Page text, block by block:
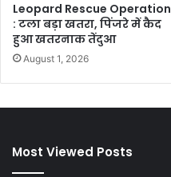
Leopard Rescue Operation
: टला बड़ा खतरा, पिंजरे में कैद
हुआ खतरनाक तेंदुआ
August 1, 2026
Most Viewed Posts